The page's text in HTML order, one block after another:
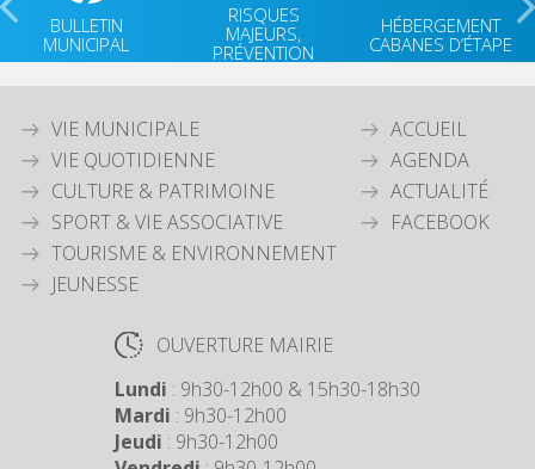
BULLETIN
MUNICIPAL
RISQUES
MAJEURS,
PRÉVENTION
HÉBERGEMENT
CABANES D’ÉTAPE
VIE MUNICIPALE
VIE QUOTIDIENNE
CULTURE & PATRIMOINE
SPORT & VIE ASSOCIATIVE
TOURISME & ENVIRONNEMENT
JEUNESSE
ACCUEIL
AGENDA
ACTUALITÉ
FACEBOOK
OUVERTURE MAIRIE
Lundi : 9h30-12h00 & 15h30-18h30
Mardi : 9h30-12h00
Jeudi : 9h30-12h00